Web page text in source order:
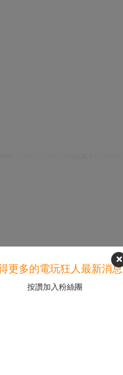
更多的電玩狂人最新消息
按讚加入粉絲團